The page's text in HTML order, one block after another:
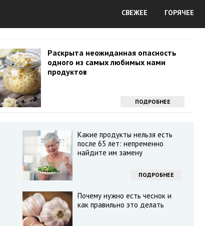
СВЕЖЕЕ ГОРЯЧЕЕ
Раскрыта неожиданная опасность
одного из самых любимых нами
продуктов
ПОДРОБНЕЕ
Какие продукты нельзя есть
после 65 лет: непременно
найдите им замену
ПОДРОБНЕЕ
Почему нужно есть чеснок и
как правильно это делать